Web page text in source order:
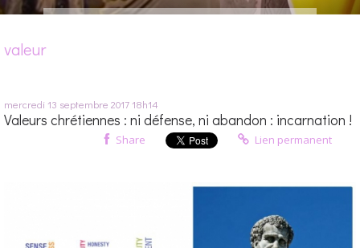
valeur
mercredi 13 septembre 201718h14
Valeurs chrétiennes : ni défense, ni abandon : incarnation !
Share Lien permanent